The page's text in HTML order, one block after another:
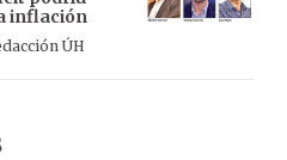
inflación
ÚH